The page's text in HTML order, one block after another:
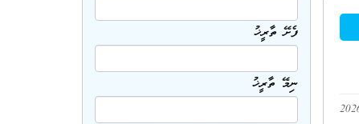
ފެށޭ ތާރީޚު
ނިމޭ ތާރީޚު